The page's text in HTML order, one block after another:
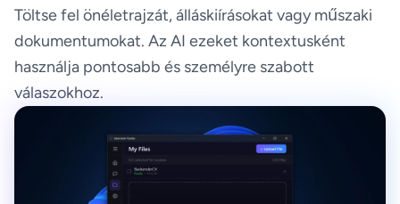
Töltse fel önéletrajzát, álláskiírásokat vagy műszaki
dokumentumokat. Az AI ezeket kontextusként
használja pontosabb és személyre szabott
válaszokhoz.